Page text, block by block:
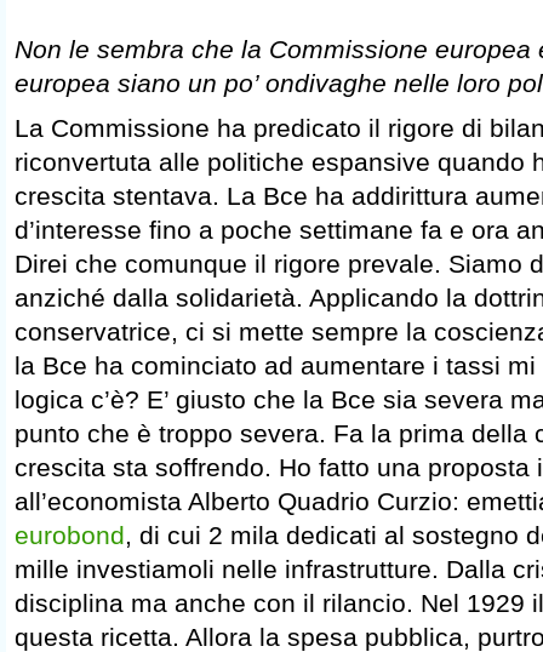
Non le sembra che la Commissione europea
europea siano un po’ ondivaghe nelle loro
La Commissione ha predicato il rigore di
riconvertuta alle politiche espansive quando
crescita stentava. La Bce ha addirittura
d’interesse fino a poche settimane fa e ora
Direi che comunque il rigore prevale. Siamo
anziché dalla solidarietà. Applicando la
conservatrice, ci si mette sempre la
la Bce ha cominciato ad aumentare i tassi
logica c’è? E’ giusto che la Bce sia severa
punto che è troppo severa. Fa la prima della
crescita sta soffrendo. Ho fatto una proposta
all’economista Alberto Quadrio Curzio:
eurobond, di cui 2 mila dedicati al sostegno
mille investiamoli nelle infrastrutture. Dalla
disciplina ma anche con il rilancio. Nel 1929
questa ricetta. Allora la spesa pubblica,